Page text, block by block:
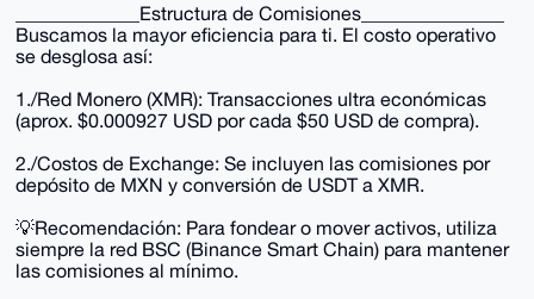
_____________Estructura de Comisiones_______________
Buscamos la mayor eficiencia para ti. El costo operativo
se desglosa así:
1./Red Monero (XMR): Transacciones ultra económicas
(aprox. $0.000927 USD por cada $50 USD de compra).
2./Costos de Exchange: Se incluyen las comisiones por
depósito de MXN y conversión de USDT a XMR.
💡Recomendación: Para fondear o mover activos, utiliza
siempre la red BSC (Binance Smart Chain) para mantener
las comisiones al mínimo.